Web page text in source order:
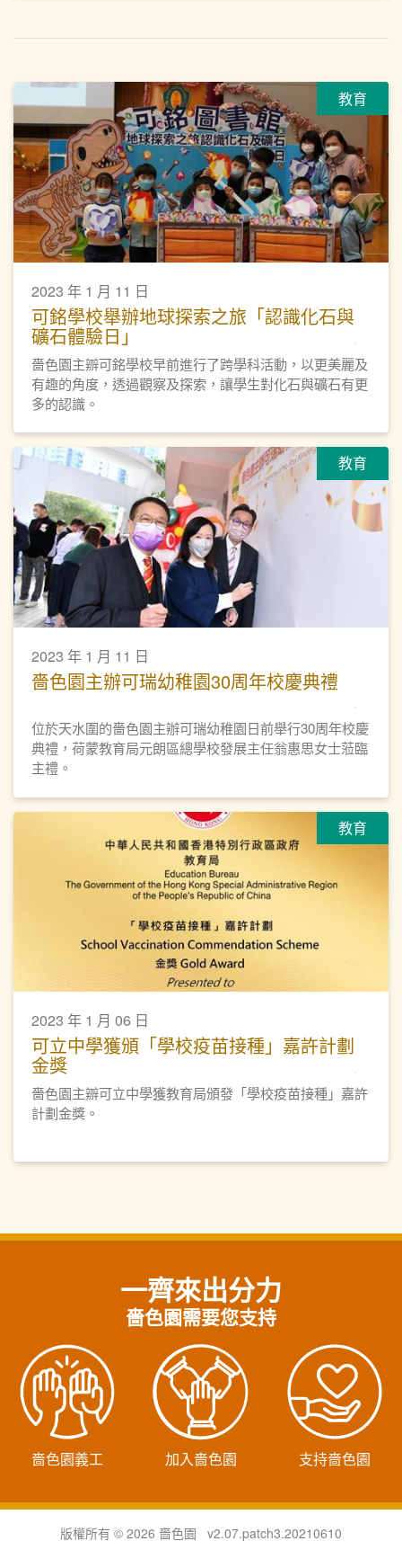
教育
2023 年 1 月 11 日
可銘學校舉辦地球探索之旅「認識化石與
礦石體驗日」
嗇色園主辧可銘學校早前進行了跨學科活動，以更美麗及
有趣的角度，透過觀察及探索，讓學生對化石與礦石有更
多的認識。
教育
2023 年 1 月 11 日
嗇色園主辦可瑞幼稚園30周年校慶典禮
位於天水圍的嗇色園主辦可瑞幼稚園日前舉行30周年校慶
典禮，荷蒙教育局元朗區總學校發展主任翁惠思女士蒞臨
主禮。
教育
2023 年 1 月 06 日
可立中學獲頒「學校疫苗接種」嘉許計劃
金獎
嗇色園主辧可立中學獲教育局頒發「學校疫苗接種」嘉許
計劃金獎。
一齊來出分力
嗇色園需要您支持
嗇色園義工 加入嗇色園 支持嗇色園
版權所有 © 2026 嗇色園 v2.07.patch3.20210610